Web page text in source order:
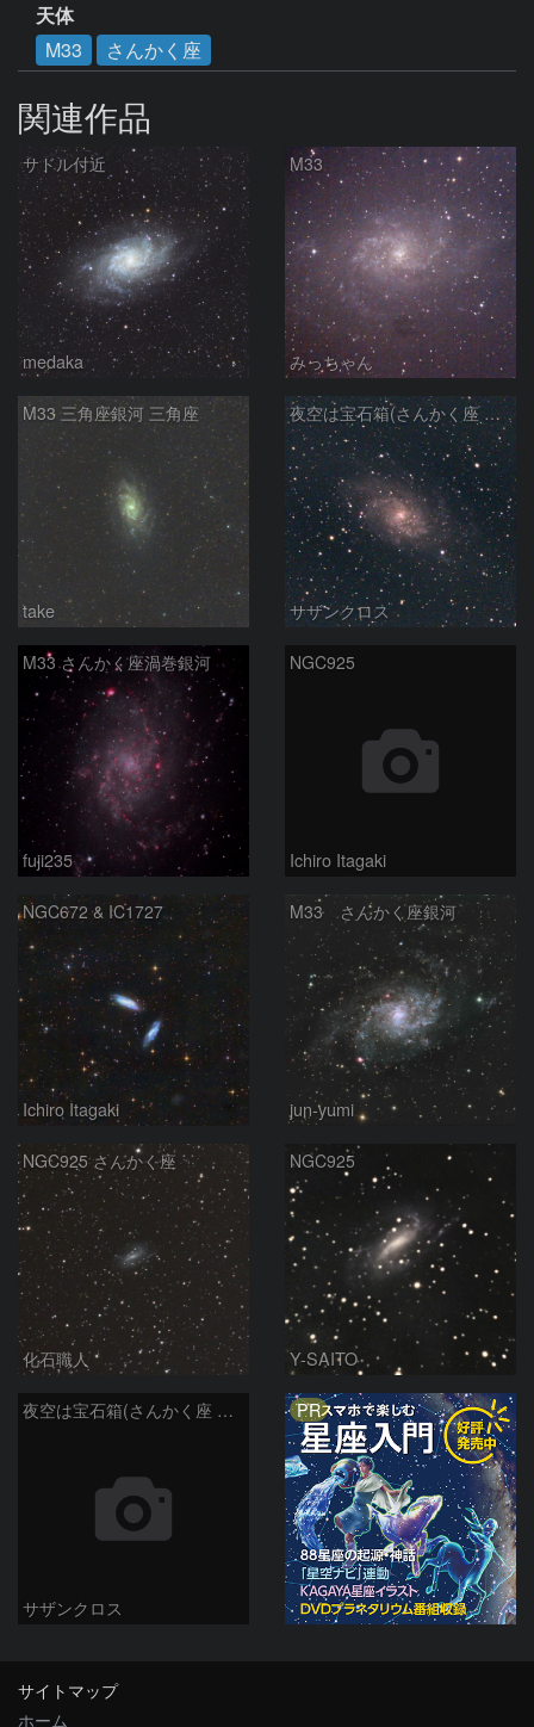
天体
M33
さんかく座
関連作品
サドル付近
medaka
M33
みっちゃん
M33 三角座銀河 三角座
take
夜空は宝石箱(さんかく座 M33) Seestar50
サザンクロス
M33 さんかく座渦巻銀河
fuji235
NGC925
Ichiro Itagaki
NGC672 & IC1727
Ichiro Itagaki
M33 さんかく座銀河
jun-yumi
NGC925 さんかく座
化石職人
NGC925
Y-SAITO
夜空は宝石箱(さんかく座 M33) Seestar50
サザンクロス
PR
サイトマップ
ホーム